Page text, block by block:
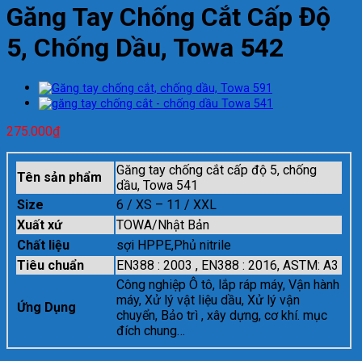
Găng Tay Chống Cắt Cấp Độ
5, Chống Dầu, Towa 542
275.000₫
Tên sản phẩm
Găng tay chống cắt cấp độ 5, chống
dầu, Towa 541
Size
6 / XS – 11 / XXL
Xuất xứ
TOWA/Nhật Bản
Chất liệu
sợi HPPE,Phủ nitrile
Tiêu chuẩn
EN388 : 2003 , EN388 : 2016, ASTM: A3
Ứng Dụng
Công nghiệp Ô tô, lắp ráp máy, Vận hành
máy, Xử lý vật liệu dầu, Xử lý vận
chuyển, Bảo trì , xây dựng, cơ khí. mục
đích chung…